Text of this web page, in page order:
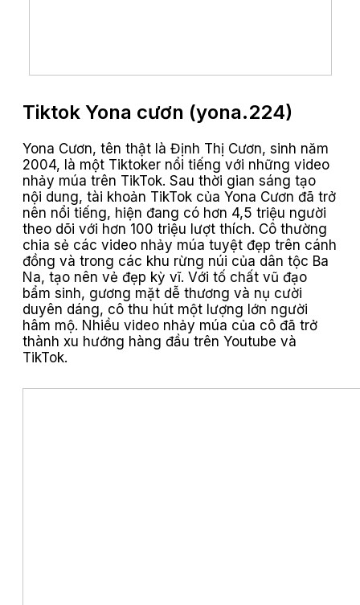
Tiktok Yona cươn (yona.224)
Yona Cươn, tên thật là Định Thị Cươn, sinh năm
2004, là một Tiktoker nổi tiếng với những video
nhảy múa trên TikTok. Sau thời gian sáng tạo
nội dung, tài khoản TikTok của Yona Cươn đã trở
nên nổi tiếng, hiện đang có hơn 4,5 triệu người
theo dõi với hơn 100 triệu lượt thích. Cô thường
chia sẻ các video nhảy múa tuyệt đẹp trên cánh
đồng và trong các khu rừng núi của dân tộc Ba
Na, tạo nên vẻ đẹp kỳ vĩ. Với tố chất vũ đạo
bẩm sinh, gương mặt dễ thương và nụ cười
duyên dáng, cô thu hút một lượng lớn người
hâm mộ. Nhiều video nhảy múa của cô đã trở
thành xu hướng hàng đầu trên Youtube và
TikTok.